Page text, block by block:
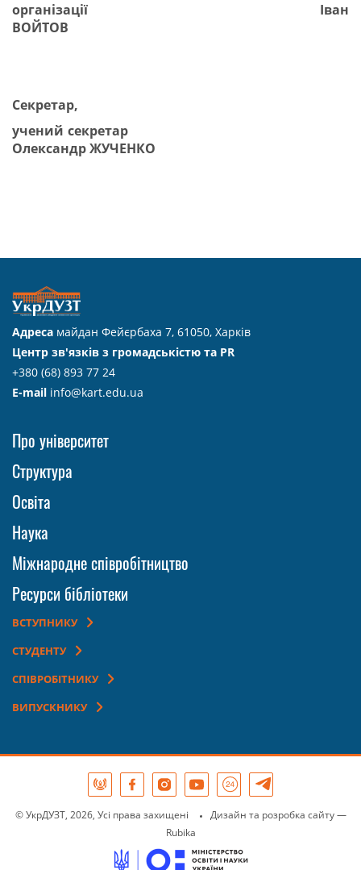
організації
Іван
ВОЙТОВ
Секретар,
учений секретар
Олександр ЖУЧЕНКО
Адреса майдан Фейєрбаха 7, 61050, Харків
Центр зв'язків з громадськістю та PR
+380 (68) 893 77 24
E-mail info@kart.edu.ua
Про університет
Структура
Освіта
Наука
Міжнародне співробітництво
Ресурси бібліотеки
ВСТУПНИКУ
СТУДЕНТУ
СПІВРОБІТНИКУ
ВИПУСКНИКУ
© УкрДУЗТ, 2026, Усі права захищені Дизайн та розробка сайту—
Rubika